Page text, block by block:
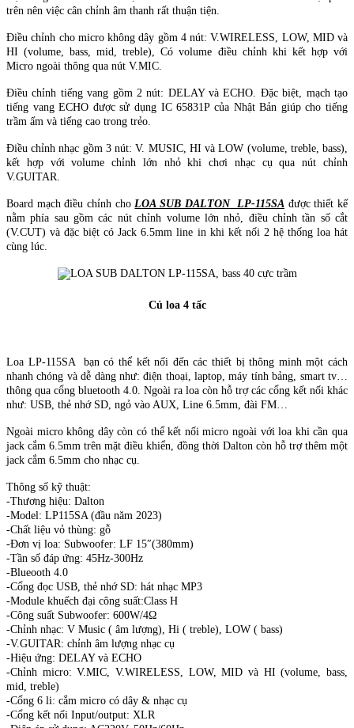
trên nên việc cân chỉnh âm thanh rất thuận tiện.
Điều chỉnh cho micro không dây gồm 4 nút: V.WIRELESS, LOW, MID và
HI (volume, bass, mid, treble), Có volume điều chỉnh khi kết hợp với
Micro ngoài thông qua nút V.MIC.
Điều chỉnh tiếng vang gồm 2 nút: DELAY và ECHO. Đặc biệt, mạch tạo
tiếng vang ECHO được sử dụng IC 65831P của Nhật Bản giúp cho tiếng
trầm ấm và tiếng cao trong trẻo.
Điều chỉnh nhạc gồm 3 nút: V. MUSIC, HI và LOW (volume, treble, bass),
kết hợp với volume chỉnh lớn nhỏ khi chơi nhạc cụ qua nút chỉnh
V.GUITAR.
Board mạch điều chỉnh choLOA SUB DALTON LP-115SA được thiết kế
nằm phía sau gồm các nút chỉnh volume lớn nhỏ, điều chỉnh tần số cắt
(V.CUT) và đặc biệt có Jack 6.5mm line in khi kết nối 2 hệ thống loa hát
cùng lúc.
Củ loa 4 tấc
Loa LP-115SA bạn có thể kết nối đến các thiết bị thông minh một cách
nhanh chóng và dễ dàng như: điện thoại, laptop, máy tính bảng, smart tv…
thông qua cổng bluetooth 4.0. Ngoài ra loa còn hỗ trợ các cổng kết nối khác
như: USB, thẻ nhớ SD, ngỏ vào AUX, Line 6.5mm, đài FM…
Ngoài micro không dây còn có thể kết nối micro ngoài với loa khi cần qua
jack cắm 6.5mm trên mặt điều khiển, đồng thời Dalton còn hỗ trợ thêm một
jack cắm 6.5mm cho nhạc cụ.
Thông số kỹ thuật:
-Thương hiệu: Dalton
-Model: LP115SA (đầu năm 2023)
-Chất liệu vỏ thùng: gỗ
-Đơn vị loa: Subwoofer: LF 15″(380mm)
-Tần số đáp ứng: 45Hz-300Hz
-Blueooth 4.0
-Cổng đọc USB, thẻ nhớ SD: hát nhạc MP3
-Module khuếch đại công suất:Class H
-Công suất Subwoofer: 600W/4Ω
-Chỉnh nhạc: V Music ( âm lượng), Hi ( treble), LOW ( bass)
-V.GUITAR: chỉnh âm lượng nhạc cụ
-Hiệu ứng: DELAY và ECHO
-Chỉnh micro: V.MIC, V.WIRELESS, LOW, MID và HI (volume, bass,
mid, treble)
-Cổng 6 li: cắm micro có dây & nhạc cụ
-Cổng kết nối Input/output: XLR